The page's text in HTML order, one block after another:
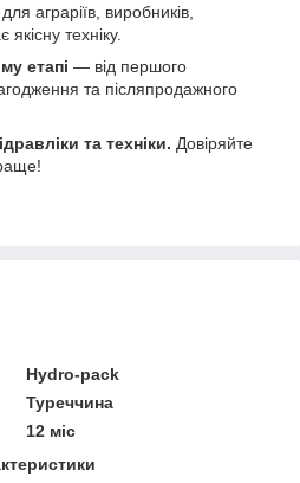
аграріїв, виробників,
якісну техніку.
етапі — від першого
та післяпродажного
та техніки. Довіряйте
Hydro-pack
Туреччина
12 міс